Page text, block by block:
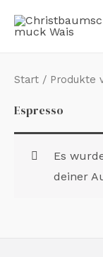
Inhalt
Start / Produkte
Espresso
Es
deiner